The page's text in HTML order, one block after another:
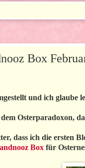
Box
und ich glaube
Osterparadoxon,
dass ich die ersten
Box für